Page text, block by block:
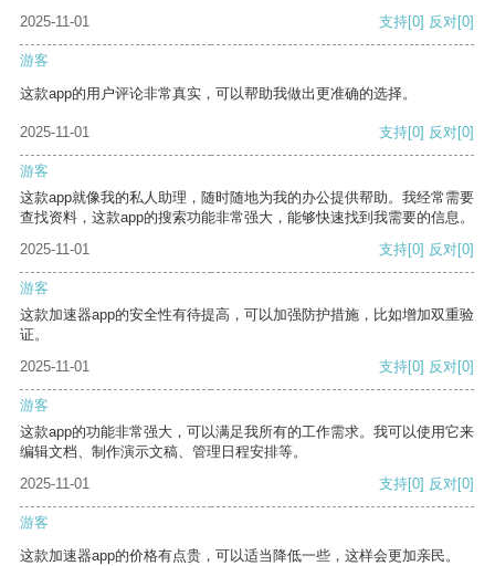
2025-11-01
支持[0] 反对[0]
游客
这款app的用户评论非常真实，可以帮助我做出更准确的选择。
2025-11-01 支持[0] 反对[0]
游客
这款app就像我的私人助理，随时随地为我的办公提供帮助。我经常需要
查找资料，这款app的搜索功能非常强大，能够快速找到我需要的信息。
2025-11-01
支持[0] 反对[0]
游客
这款加速器app的安全性有待提高，可以加强防护措施，比如增加双重验
证。
2025-11-01
支持[0] 反对[0]
游客
这款app的功能非常强大，可以满足我所有的工作需求。我可以使用它来
编辑文档、制作演示文稿、管理日程安排等。
2025-11-01
支持[0] 反对[0]
游客
这款加速器app的价格有点贵，可以适当降低一些，这样会更加亲民。